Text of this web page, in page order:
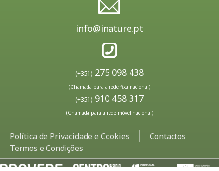
info@inature.pt
(+351) 275 098 438
(Chamada para a rede fixa nacional)
(+351) 910 458 317
(Chamada para a rede móvel nacional)
Política de Privacidade e Cookies
Contactos
Termos e Condições